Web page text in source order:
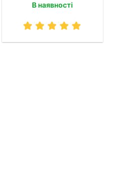
В наявності